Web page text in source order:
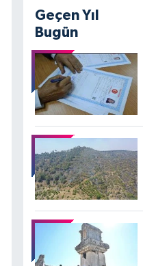
Geçen Yıl
Bugün